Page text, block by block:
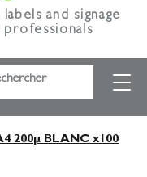
and signage
200µ BLANC x100